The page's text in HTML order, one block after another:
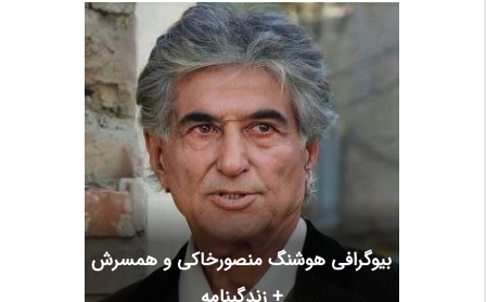
بیوگرافی هوشنگ منصورخاکی و همسرش